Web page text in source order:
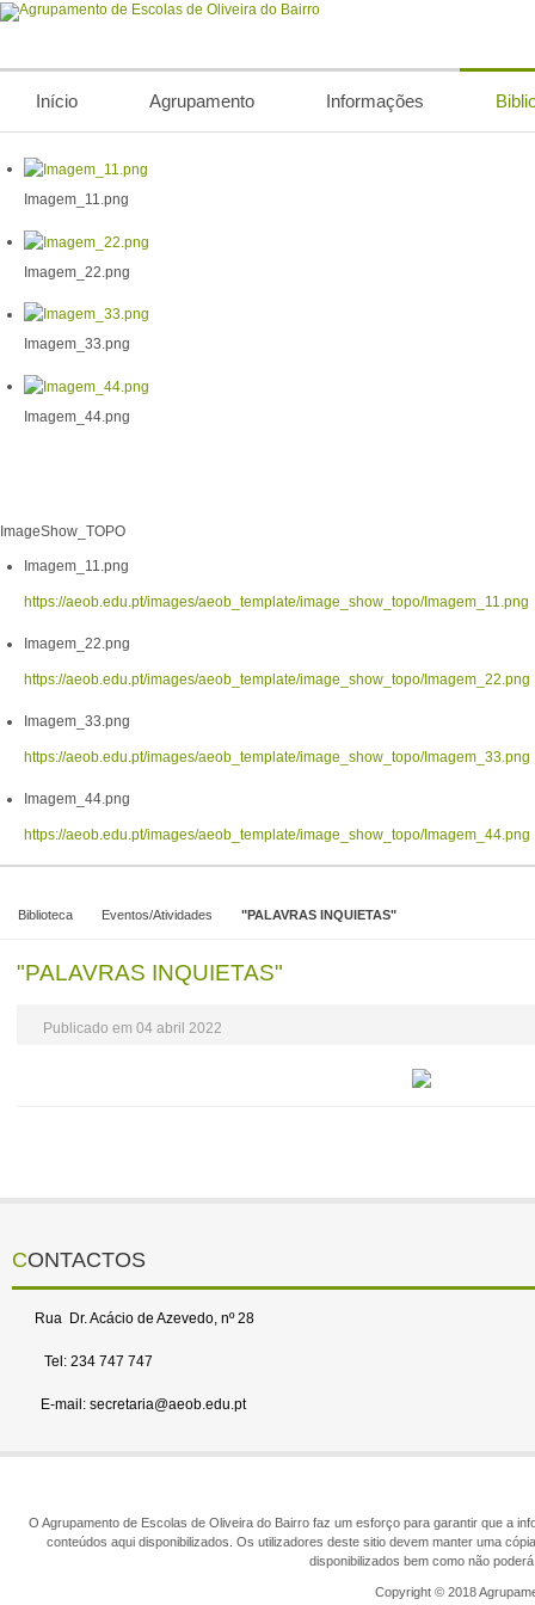
Início Agrupamento Informações
Imagem_11.png
Imagem_22.png
Imagem_33.png
Imagem_44.png
ImageShow_TOPO
Imagem_11.png
https://aeob.edu.pt/images/aeob_template/image_show_topo/Imagem_11.png
Imagem_22.png
https://aeob.edu.pt/images/aeob_template/image_show_topo/Imagem_22.png
Imagem_33.png
https://aeob.edu.pt/images/aeob_template/image_show_topo/Imagem_33.png
Imagem_44.png
https://aeob.edu.pt/images/aeob_template/image_show_topo/Imagem_44.png
Biblioteca Eventos/Atividades "PALAVRAS INQUIETAS"
"PALAVRAS INQUIETAS"
Publicado em 04 abril 2022
CONTACTOS
Rua Dr. Acácio de Azevedo, nº 28
Tel: 234 747 747
E-mail: secretaria@aeob.edu.pt
O Agrupamento de Escolas de Oliveira do Bairro faz um esforço para garantir que a
conteúdos aqui disponibilizados. Os utilizadores deste sitio devem manter uma
disponibilizados bem como não
Copyright © 2018